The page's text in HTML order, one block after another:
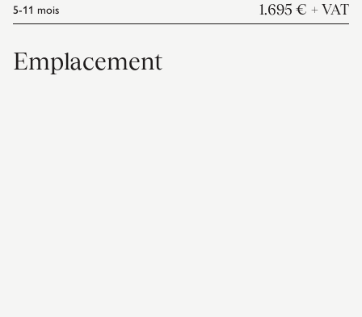
5-11 mois 1.695 € + VAT
Emplacement